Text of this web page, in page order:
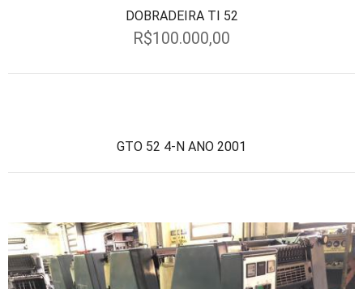
DOBRADEIRA TI 52
R$100.000,00
GTO 52 4-N ANO 2001